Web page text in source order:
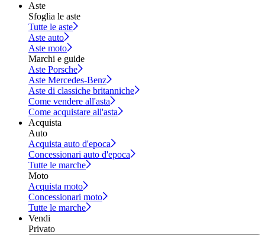
Aste
Sfoglia le aste
Tutte le aste
Aste auto
Aste moto
Marchi e guide
Aste Porsche
Aste Mercedes-Benz
Aste di classiche britanniche
Come vendere all'asta
Come acquistare all'asta
Acquista
Auto
Acquista auto d'epoca
Concessionari auto d'epoca
Tutte le marche
Moto
Acquista moto
Concessionari moto
Tutte le marche
Vendi
Privato